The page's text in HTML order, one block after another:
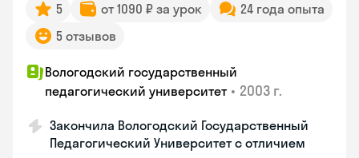
5 от 1090 ₽ за урок
24 года опыта
5 отзывов
Вологодский государственный
педагогический университет • 2003 г.
Закончила Вологодский Государственный
Педагогический Университет с отличием